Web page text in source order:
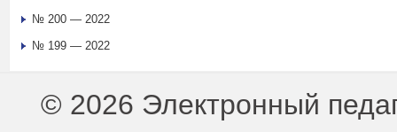
№ 200 — 2022
№ 199 — 2022
© 2026 Электронный